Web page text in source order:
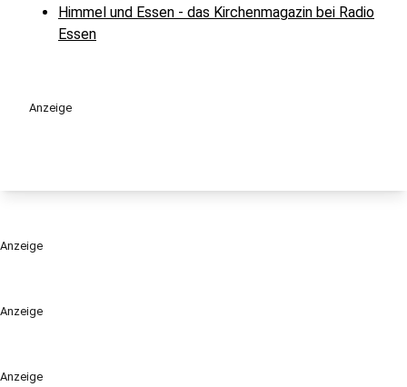
Anzeige
Anzeige
Himmel und Essen - das Kirchenmagazin bei Radio
Essen
Anzeige
Anzeige